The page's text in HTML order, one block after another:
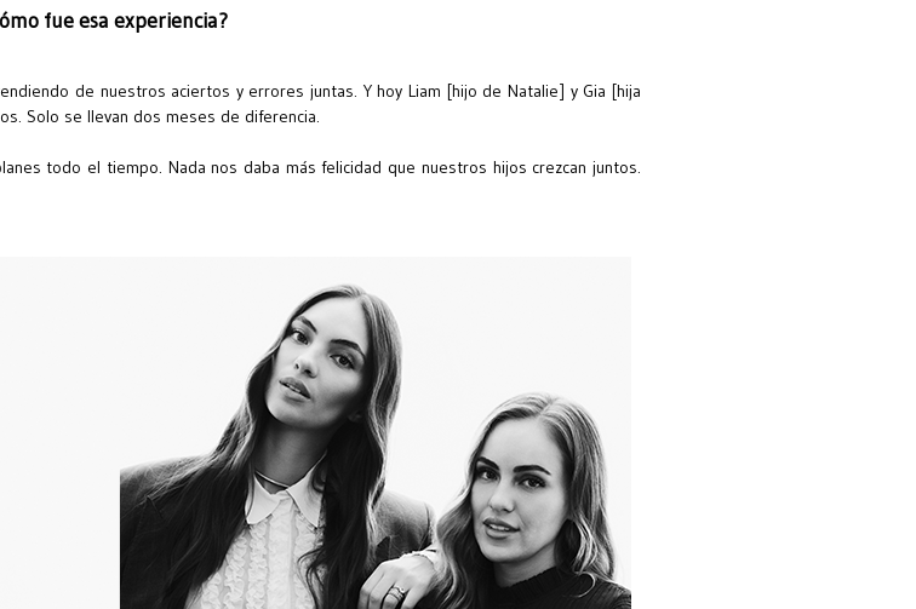
fue esa experiencia?
de nuestros aciertos y errores juntas. Y hoy Liam [hijo de Natalie] y Gia [hija
Solo se llevan dos meses de diferencia.
todo el tiempo. Nada nos daba más felicidad que nuestros hijos crezcan juntos.